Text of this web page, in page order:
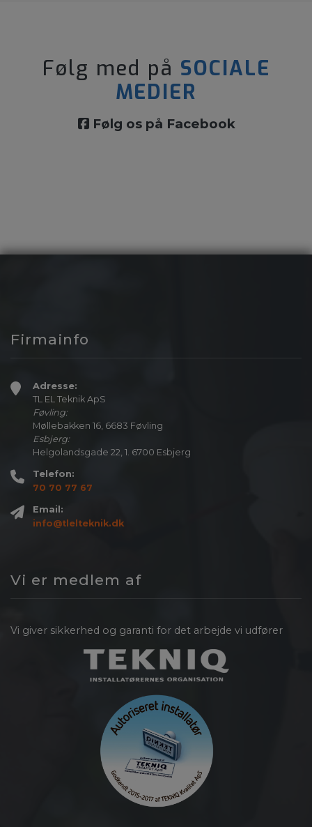
Følg med på SOCIALE
MEDIER
Følg os på Facebook
Firmainfo
Adresse:
TL EL Teknik ApS
Føvling:
Møllebakken 16, 6683 Føvling
Esbjerg:
Helgolandsgade 22, 1. 6700 Esbjerg
Telefon:
70 70 77 67
Email:
info@tlelteknik.dk
Vi er medlem af
Vi giver sikkerhed og garanti for det arbejde vi udfører